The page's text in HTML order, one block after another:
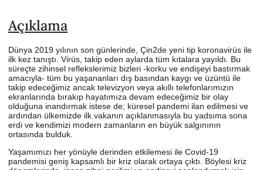
Açıklama
Dünya 2019 yılının son günlerinde, Çin2de yeni tip koronavirüs ile
ilk kez tanıştı. Virüs, takip eden aylarda tüm kıtalara yayıldı. Bu
süreçte zihinsel reflekslerimiz bizleri -korku ve endişeyi bastırmak
amacıyla- tüm bu yaşananları dış basından kaygı ve üzüntü ile
takip edeceğimiz ancak televizyon veya akıllı telefonlarımızın
ekranlarında bırakıp hayatımıza devam edeceğimiz bir olay
olduğuna inandırmak istese de; küresel pandemi ilan edilmesi ve
ardından ülkemizde ilk vakanın açıklanmasıyla bu yadsıma sona
erdi ve kendimizi modern zamanların en büyük salgınının
ortasında bulduk.
Yaşamımızı her yönüyle derinden etkilemesi ile Covid-19
pandemisi geniş kapsamlı bir kriz olarak ortaya çıktı. Böylesi kriz